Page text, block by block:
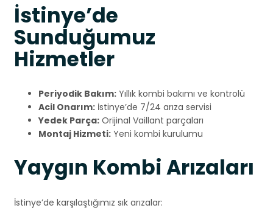
İstinye’de
Sunduğumuz
Hizmetler
Periyodik Bakım: Yıllık kombi bakımı ve kontrolü
Acil Onarım: İstinye’de 7/24 arıza servisi
Yedek Parça: Orijinal Vaillant parçaları
Montaj Hizmeti: Yeni kombi kurulumu
Yaygın Kombi Arızaları
İstinye’de karşılaştığımız sık arızalar: